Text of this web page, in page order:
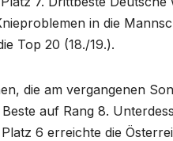
in die
Top 20 (18./19.).
die am vergangenen
auf Rang 8.
6 erreichte die